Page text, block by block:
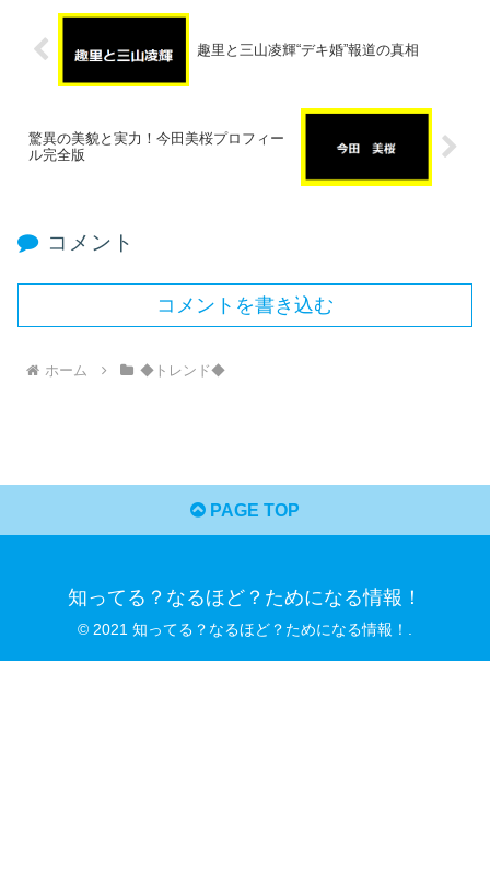
趣里と三山凌輝“デキ婚”報道の真相
驚異の美貌と実力！今田美桜プロフィー
ル完全版
コメント
コメントを書き込む
ホーム ◆トレンド◆
PAGE TOP
知ってる？なるほど？ためになる情報！
© 2021 知ってる？なるほど？ためになる情報！.